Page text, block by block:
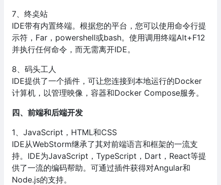
7、终奌站
IDE带有内置终端。根据您的平台，您可以使用命令行提
示符，Far，powershell或bash。使用调用终端Alt+F12
并执行任何命令，而无需离开IDE。
8、码头工人
IDE提供了一个插件，可让您连接到本地运行的Docker
计算机，以管理映像，容器和Docker Compose服务。
四、前端和后端开发
1、JavaScript，HTML和CSS
IDE从WebStorm继承了其对前端语言和框架的一流支
持。IDE为JavaScript，TypeScript，Dart，React等提
供了一流的编码帮助。可通过插件获得对Angular和
Node.js的支持。